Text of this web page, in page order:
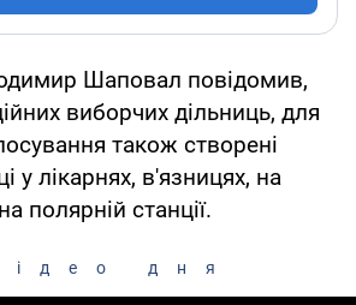
Шаповал повідомив,
виборчих дільниць, для
також створені
у лікарнях, в'язницях, на
полярній станції.
дня